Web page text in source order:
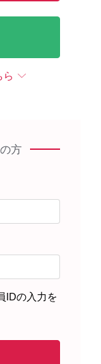
用される患
ら
方
IDの入力を